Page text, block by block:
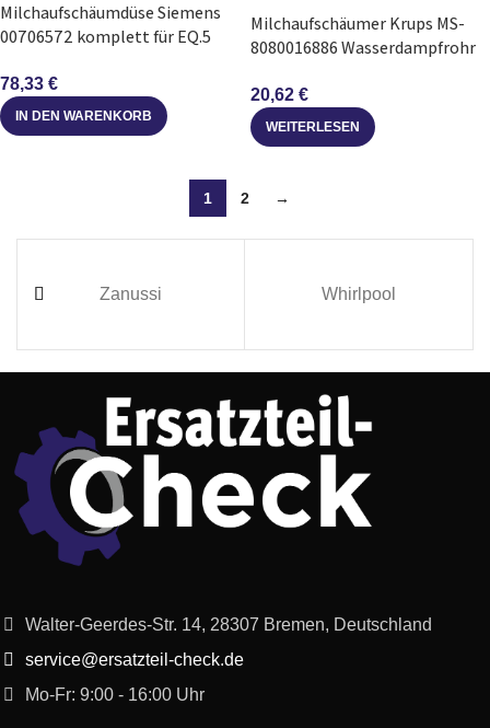
Milchaufschäumdüse Siemens
00706572 komplett für EQ.5
78,33 €
IN DEN WARENKORB
Milchaufschäumer Krups MS-
8080016886 Wasserdampfrohr
20,62 €
WEITERLESEN
1 2 →
Zanussi Whirlpool
Walter-Geerdes-Str. 14, 28307 Bremen, Deutschland
service@ersatzteil-check.de
Mo-Fr: 9:00 - 16:00 Uhr